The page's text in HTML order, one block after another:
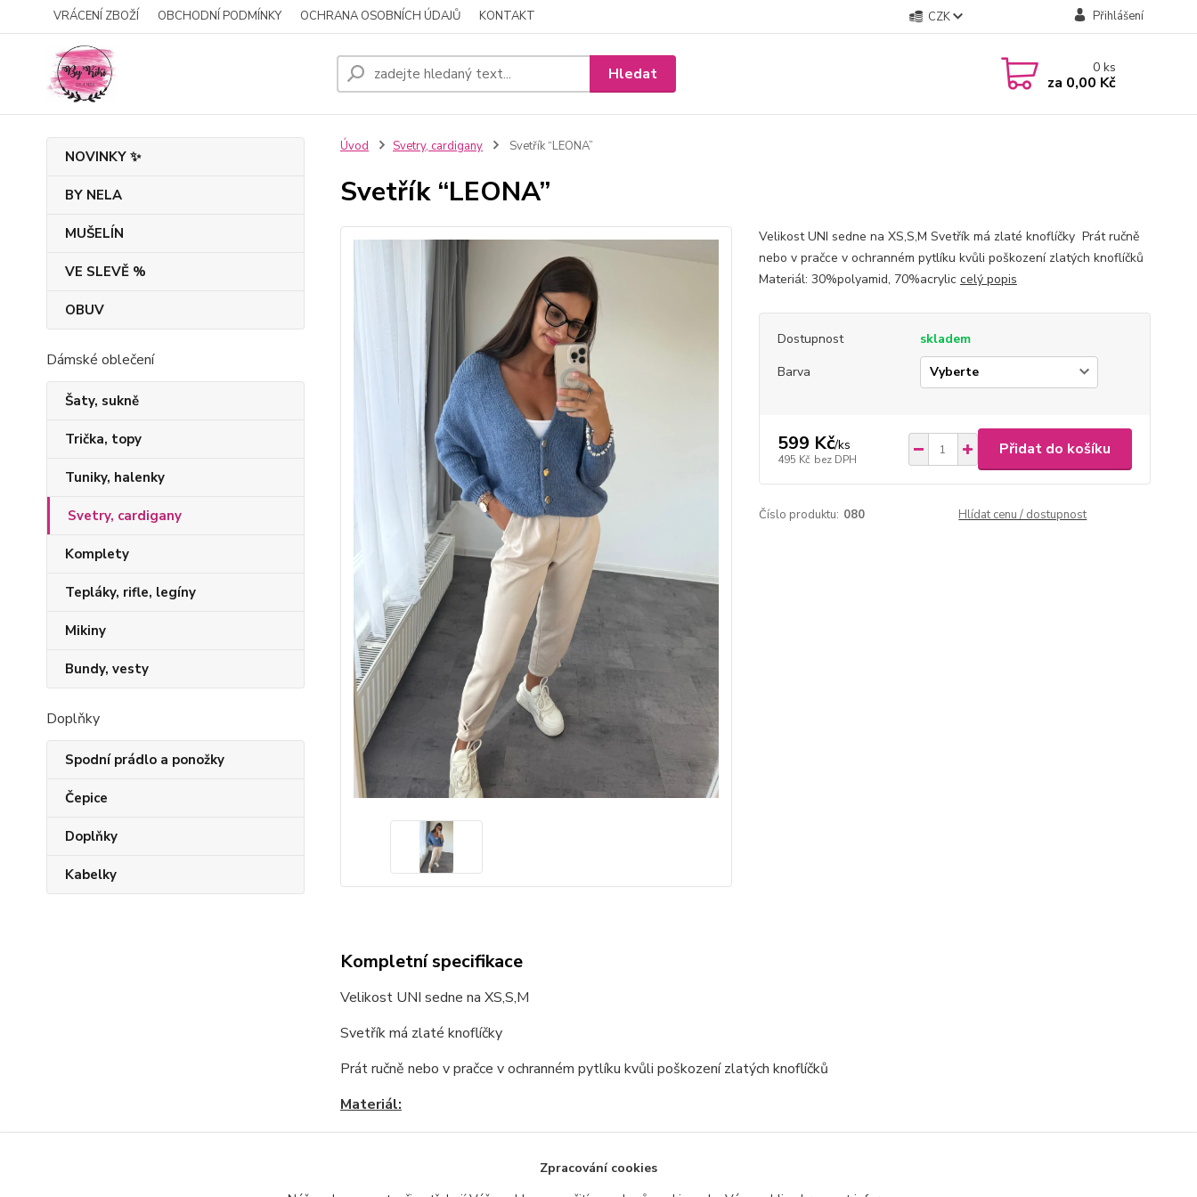
VRÁCENÍ ZBOŽÍ OBCHODNÍ PODMÍNKY OCHRANA OSOBNÍCH ÚDAJŮ KONTAKT CZK Přihlášení
Hledat 0ks
za 0,00 Kč
NOVINKY ✨
BY NELA
MUŠELÍN
VE SLEVĚ %
OBUV
Dámské oblečení
Šaty, sukně
Trička, topy
Tuniky, halenky
Svetry, cardigany
Komplety
Tepláky, rifle, legíny
Mikiny
Bundy, vesty
Doplňky
Spodní prádlo a ponožky
Čepice
Doplňky
Kabelky
Úvod Svetry, cardigany Svetřík “LEONA”
Svetřík “LEONA”
Velikost UNI sedne na XS,S,M Svetřík má zlaté knoflíčky Prát ručně
nebo v pračce v ochranném pytlíku kvůli poškození zlatých knoflíčků
Materiál: 30%polyamid, 70%acrylic celý popis
Dostupnost
skladem
Barva
599 Kč/ks
495 Kč bez DPH
Přidat do košíku
Číslo produktu: 080 Hlídat cenu / dostupnost
Kompletní specifikace
Velikost UNI sedne na XS,S,M
Svetřík má zlaté knoflíčky
Prát ručně nebo v pračce v ochranném pytlíku kvůli poškození zlatých knoflíčků
Materiál:
Zpracování cookies